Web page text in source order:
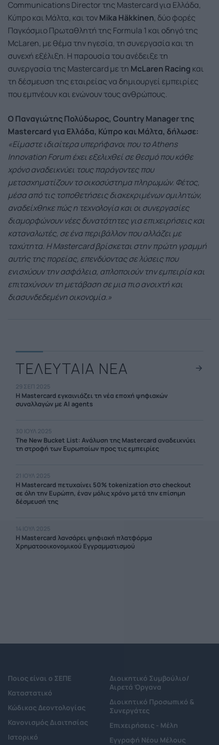
Communications Director της Mastercard για Ελλάδα,
Κύπρο και Μάλτα, και τονMika Häkkinen, δύο φορές
Παγκόσμιο Πρωταθλητή της Formula 1 και οδηγό της
McLaren, με θέμα την ηγεσία, τη συνεργασία και τη
συνεχή εξέλιξη. Η παρουσία του ανέδειξε τη
συνεργασία της Mastercard με τη McLaren Racing και
τη δέσμευση της εταιρείας να δημιουργεί εμπειρίες
που εμπνέουν και ενώνουν τους ανθρώπους.
OΠαναγιώτης Πολύδωρος, Country Manager της
Mastercard για Ελλάδα, Κύπρο και Μάλτα, δήλωσε:
«Είμαστε ιδιαίτερα υπερήφανοι που το Athens
Innovation Forum έχει εξελιχθεί σε θεσμό που κάθε
χρόνο αναδεικνύει τους παράγοντες που
μετασχηματίζουν το οικοσύστημα πληρωμών. Φέτος,
μέσα από τις τοποθετήσεις διακεκριμένων ομιλητών,
αναδείχθηκε πώς η τεχνολογία και οι συνεργασίες
διαμορφώνουν νέες δυνατότητες για επιχειρήσεις και
καταναλωτές, σε ένα περιβάλλον που αλλάζει με
ταχύτητα. ΗMastercardβρίσκεται στην πρώτη γραμμή
αυτής της πορείας, επενδύοντας σε λύσεις που
ενισχύουν την ασφάλεια, απλοποιούν την εμπειρία και
επιταχύνουν τη μετάβαση σε μια πιο ανοιχτή και
διασυνδεδεμένη οικονομία.»
ΤΕΛΕΥΤΑΙΑ ΝΕΑ
29 ΣΕΠ 2025
H Mastercard εγκαινιάζει τη νέα εποχή ψηφιακών
συναλλαγών με AI agents
30 ΙΟΥΛ 2025
The New Bucket List: Ανάλυση της Mastercard αναδεικνύει
τη στροφή των Ευρωπαίων προς τις εμπειρίες
21 ΙΟΥΛ 2025
H Mastercard πετυχαίνει 50% tokenization στο checkout
σε όλη την Ευρώπη, έναν μόλις χρόνο μετά την επίσημη
δέσμευσή της
14 ΙΟΥΛ 2025
Η Mastercard λανσάρει ψηφιακή πλατφόρμα
Χρηματοοικονομικού Εγγραμματισμού
Ποιος είναι ο ΣΕΠΕ
Καταστατικό
Κώδικας Δεοντολογίας
Κανονισμός Διαιτησίας
Ιστορικό
Διοικητικό Συμβούλιο/
Αιρετά Όργανα
Διοικητικό Προσωπικό &
Συνεργάτες
Επιχειρήσεις - Μέλη
Εγγραφή Νέου Μέλους